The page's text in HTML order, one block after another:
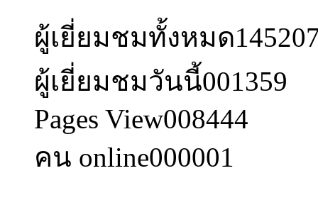
ผู้เยี่ยมชมทั้งหมด
ผู้เยี่ยมชมวันนี้001359
Pages View008444
คน online000001